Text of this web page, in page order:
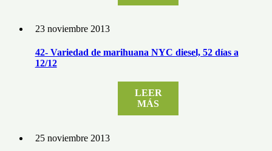
23 noviembre 2013
42- Variedad de marihuana NYC diesel, 52 días a
12/12
LEER
MÁS
25 noviembre 2013